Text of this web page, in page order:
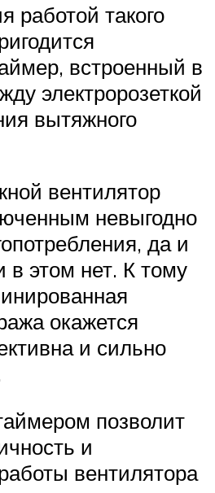
работой такого
встроенный в
электророзеткой
вытяжного
вентилятор
невыгодно
да и
в этом нет. К тому
окажется
и сильно
позволит
и
вентилятора